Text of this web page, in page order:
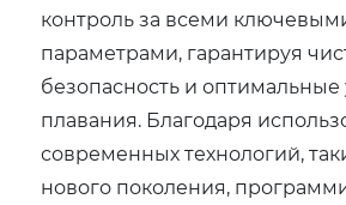
контроль за всеми
параметрами, гарантируя
безопасность и оптимальные
плавания. Благодаря
современных технологий,
нового поколения,